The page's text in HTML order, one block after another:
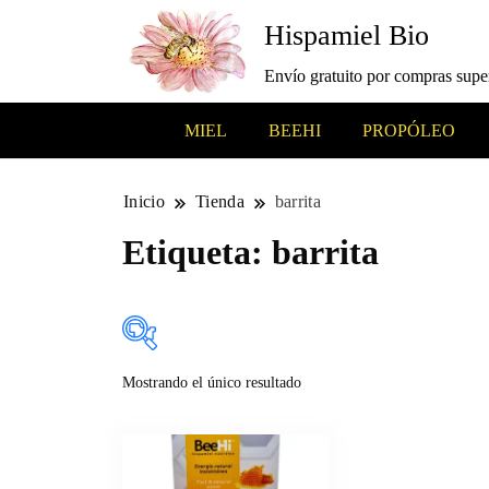
Hispamiel Bio
Envío gratuito por compras
MIEL BEEHI PROPÓLEO
Inicio Tienda barrita
Etiqueta: barrita
En oferta(9)
Mostrando el único resultado